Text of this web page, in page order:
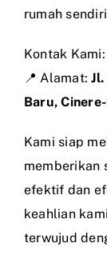
rumah
Kontak Kami:
📍 Alamat:
Baru,
Kami siap
memberikan
efektif dan
keahlian
terwujud